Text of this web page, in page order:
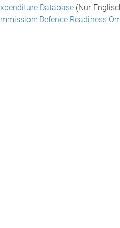
Database (Nur
Defence Readiness